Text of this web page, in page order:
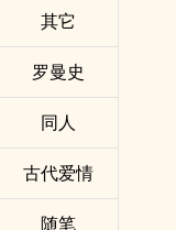
其它
罗曼史
同人
古代爱情
随笔